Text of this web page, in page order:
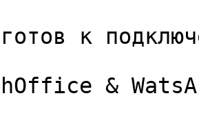
готов к
&